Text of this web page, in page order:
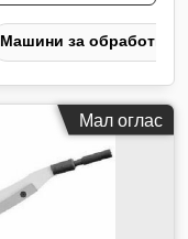
Машини за обработка
Мал оглас